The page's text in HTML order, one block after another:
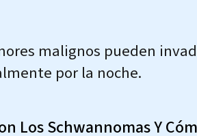
malignos pueden
por la noche.
Los Schwannomas Y